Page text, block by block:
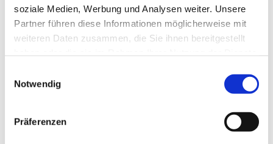
soziale Medien, Werbung und Analysen weiter. Unsere
Partner führen diese Informationen möglicherweise mit
weiteren Daten zusammen, die Sie ihnen bereitgestellt
Notwendig
Präferenzen